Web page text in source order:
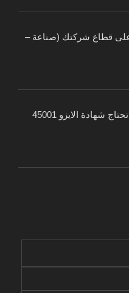
على قطاع شركتك (صناعة –
أهم الصناعات اللي تحتاج شهادة الايزو 45001